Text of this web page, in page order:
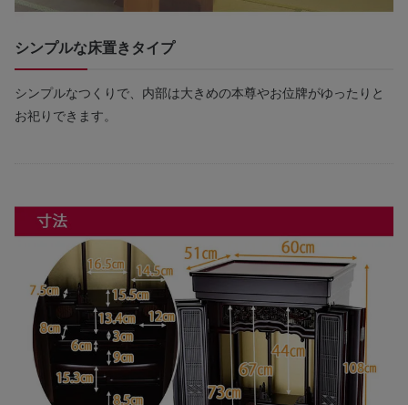
シンプルな床置きタイプ
シンプルなつくりで、内部は大きめの本尊やお位牌がゆったりと
お祀りできます。